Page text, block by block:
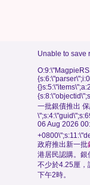
Unable to save
一批銀債推出
06 Aug 2026
政府推出新一批
港居民認購。銀
不少於4.25厘，
下午2時。